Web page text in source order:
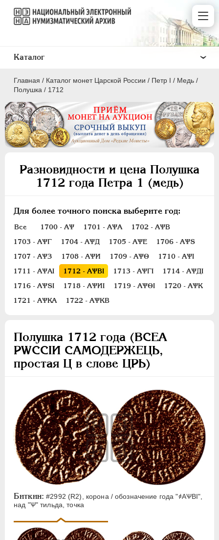
Главная / Каталог монет Царской России / Пeтр I / Медь /
Полушка / 1712
Разновидности и цена Полушка
1712 года Петра 1 (медь)
Для более точного поиска выберите год:
Все 1700 - АѰ 1701 - АѰА
1702 - АѰВ
1703 - АѰГ
1704 - АѰД 1705 - АѰЕ
1706 - АѰS
1707 - АѰЗ
1708 - АѰИ 1709 - АѰѲ
1710 - АѰI
1711 - АѰАI
1712 - АѰВI 1713 - АѰГI
1714 - АѰДI
1716 - АѰSI
1718 - АѰИI 1719 - АѰѲI
1720 - АѰК
1721 - АѰКА
1722 - АѰКВ
Полушка 1712 года (ВСЕА
РWCСIИ САМОДЕРЖЕЦЬ,
простая Ц в слове ЦРЬ)
Биткин: #2992 (R2), корона / обозначение года "҂АѰВI",
над "Ѱ" тильда, точка
Каталог
ПEТР I 1699 - 1725
Серебро
5 копеек
1 копейка
Полполушки
Пробные
Для Речи Посполитой
ПЕТР II 1727-1729
АННА ИОАННОВНА 1730-1740
ИОАНН АНТОНОВИЧ 1740-1741
ПЕТР III 1762-1762
ЕКАТЕРИНА II 1762-1796
ПАВЕЛ I 1796-1801
АЛЕКСАНДР I 1801-1825
НИКОЛАЙ I 1826-1855
АЛЕКСАНДР II 1855-1881
АЛЕКСАНДР III 1881-1894
НИКОЛАЙ II 1894-1917
ВРЕМЕННОЕ ПРАВ.
ИНОСТРАННЫЕ 1768-1918